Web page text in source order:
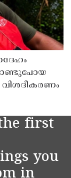
first
you
in